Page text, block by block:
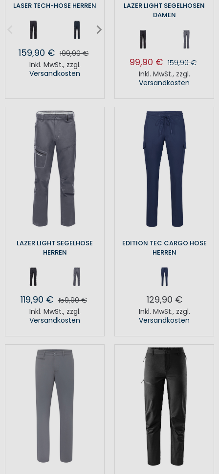
LASER TECH-HOSE HERREN
159,90 € 199,90 €
Inkl. MwSt., zzgl.
Versandkosten
LAZER LIGHT SEGELHOSEN
DAMEN
99,90 € 159,90 €
Inkl. MwSt., zzgl.
Versandkosten
LAZER LIGHT SEGELHOSE
HERREN
119,90 € 159,90 €
Inkl. MwSt., zzgl.
Versandkosten
EDITION TEC CARGO HOSE
HERREN
129,90 €
Inkl. MwSt., zzgl.
Versandkosten